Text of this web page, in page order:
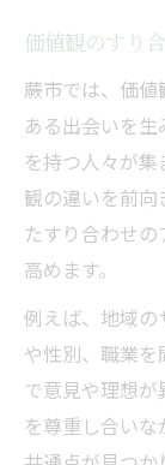
価値観のすり
蕨市では、価
ある出会いを
を持つ人々が
観の違いを前
たすり合わせ
高めます。
例えば、地域
や性別、職業を
で意見や理想
を尊重し合い